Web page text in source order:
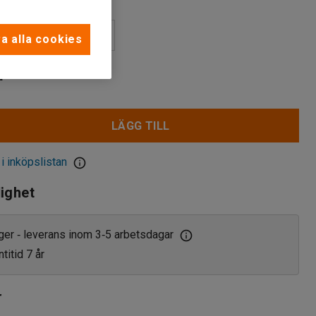
LÄGG TILL
inköpslistan
‑ leverans inom 3‑5 arbetsdagar
7 år
alla cookies